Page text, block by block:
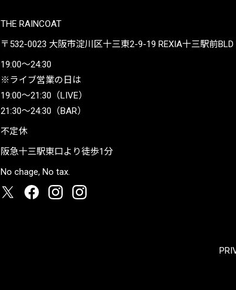
THE RAINCOAT
〒532-0023 大阪市淀川区十三東2-9-19 REXIA十三駅前BLD
19:00〜24:30
※ライブ営業の日は
19:00〜21:30（LIVE）
21:30〜24:30（BAR）
不定休
阪急十三駅東口より徒歩1分
No chage, No tax.